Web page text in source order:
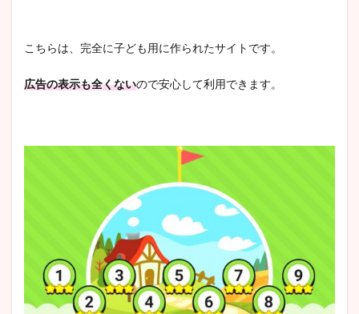
こちらは、完全に子ども用に作られたサイトです。
広告の表示も全くないので安心して利用できます。